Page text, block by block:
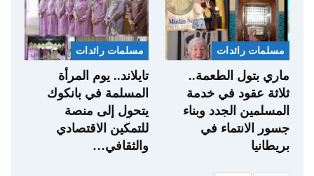
مسلمات رائدات
ماري بتول الطعمة..
ثلاثة عقود في خدمة
المسلمين الجدد وبناء
جسور الانتماء في
بريطانيا
مسلمات رائدات
تايلاند.. يوم المرأة
المسلمة في بانكوك
يتحول إلى منصة
للتمكين الاقتصادي
والثقافي…